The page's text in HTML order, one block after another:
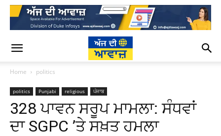
Home politics
politics Punjabi religious ਪੰਜਾਬ
328 ਪਾਵਨ ਸਰੂਪ ਮਾਮਲਾ: ਸੰਧਵਾਂ
ਦਾ SGPC ’ਤੇ ਸਖ਼ਤ ਹਮਲਾ